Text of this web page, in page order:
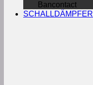
Bancontact
SCHALLDÄMPFER